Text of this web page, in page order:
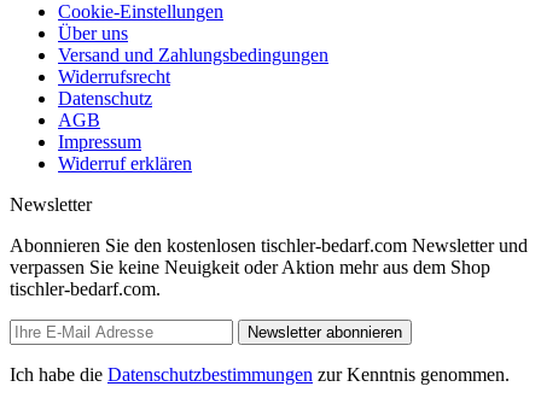
Cookie-Einstellungen
Über uns
Versand und Zahlungsbedingungen
Widerrufsrecht
Datenschutz
AGB
Impressum
Widerruf erklären
Newsletter
Abonnieren Sie den kostenlosen tischler-bedarf.com Newsletter und
verpassen Sie keine Neuigkeit oder Aktion mehr aus dem Shop
tischler-bedarf.com.
Newsletter abonnieren
Ich habe die Datenschutzbestimmungen zur Kenntnis genommen.